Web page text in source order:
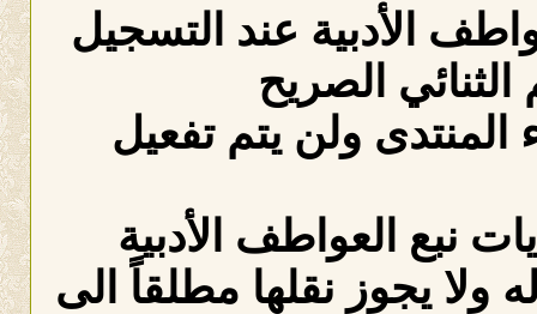
الأدبية عند التسجيل
الصريح
ولن يتم تفعيل
نبع العواطف الأدبية
ولا يجوز نقلها مطلقاً الى